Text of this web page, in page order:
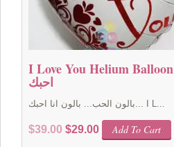
I Love You Helium Balloon بالون انا
احبك
بالون الحب... بالون انا احبك... I L...
$39.00 Original
$29.00Current
price
Add To Cart